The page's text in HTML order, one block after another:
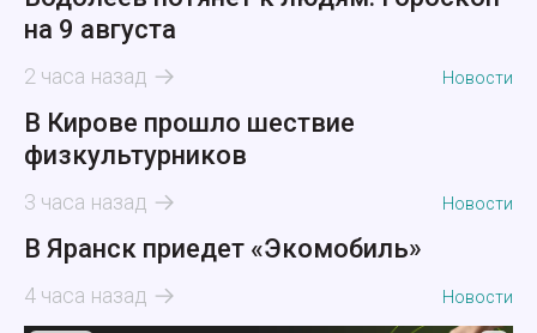
на 9 августа
2 часа назад Новости
В Кирове прошло шествие
физкультурников
3 часа назад Новости
В Яранск приедет «Экомобиль»
4 часа назад Новости